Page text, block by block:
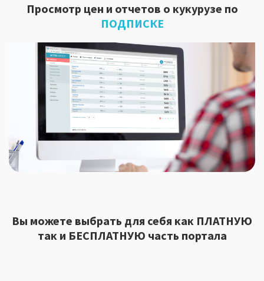
Просмотр цен и отчетов о кукурузе по
ПОДПИСКЕ
Вы можете выбрать для себя как ПЛАТНУЮ
так и БЕСПЛАТНУЮ часть портала